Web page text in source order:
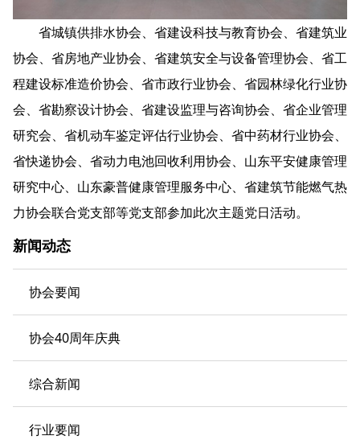
新闻动态
协会要闻
协会40周年庆典
综合新闻
行业要闻
省城镇供排水协会、省建设科技与教育协会、省建筑业
协会、省房地产业协会、省建筑安全与设备管理协会、省工
程建设标准造价协会、省市政行业协会、省园林绿化行业协
会、省勘察设计协会、省建设监理与咨询协会、省企业管理
研究会、省机动车鉴定评估行业协会、省中药材行业协会、
省快递协会、省动力电池回收利用协会、山东平安健康管理
研究中心、山东豪普健康管理服务中心、省建筑节能燃气热
力协会联合党支部等党支部参加此次主题党日活动。